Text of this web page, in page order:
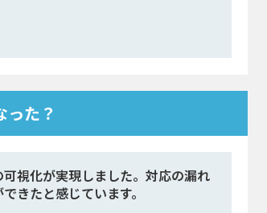
た？
視化が実現しました。対応の漏れ
きたと感じています。